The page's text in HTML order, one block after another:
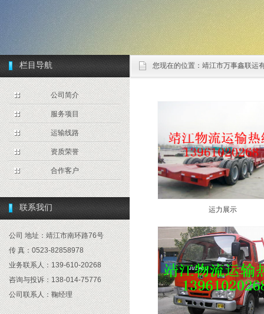
您现在的位置： 靖江市万事鑫联运
运力展示
栏目导航
公司简介
服务项目
运输线路
资质荣誉
合作客户
联系我们
公司 地址：靖江市南环路76号
传 真：0523-82858978
业务联系人：139-610-20268
咨询与投诉：138-014-75776
公司联系人：鞠经理
公司 邮箱：813693@qq.com